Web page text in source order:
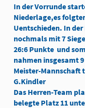
In der Vorrunde
Niederlage,es
Uentschieden. In
nochmals mit 7
26:6 Punkte und
nahmen insgesamt
Meister-Mannschaft
G.Kindler
Das Herren-Team
belegte Platz 11